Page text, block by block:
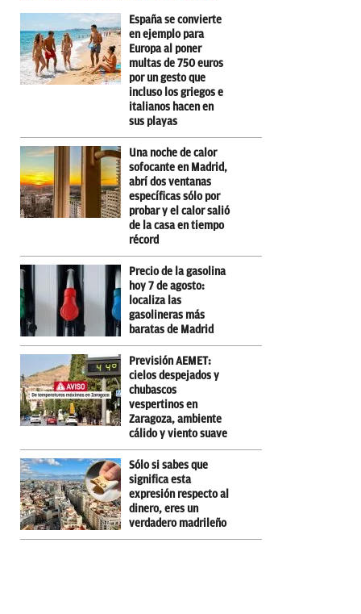
España se convierte
en ejemplo para
Europa al poner
multas de 750 euros
por un gesto que
incluso los griegos e
italianos hacen en
sus playas
Una noche de calor
sofocante en Madrid,
abrí dos ventanas
específicas sólo por
probar y el calor salió
de la casa en tiempo
récord
Precio de la gasolina
hoy 7 de agosto:
localiza las
gasolineras más
baratas de Madrid
Previsión AEMET:
cielos despejados y
chubascos
vespertinos en
Zaragoza, ambiente
cálido y viento suave
Sólo si sabes que
significa esta
expresión respecto al
dinero, eres un
verdadero madrileño